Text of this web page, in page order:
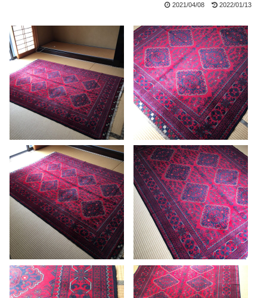
2021/04/08 2022/01/13